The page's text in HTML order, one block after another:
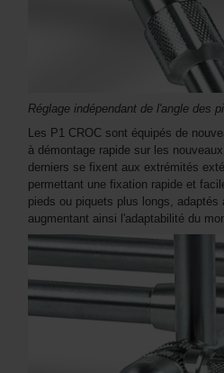
Réglage indépendant de l'angle des
Les P1 CROC sont équipés de
à démontage rapide sur les
derniers se fixent aux extrémités
permettant une fixation rapide et
pieds ou piquets plus longs, adaptés
augmentant ainsi l'adaptabilité du